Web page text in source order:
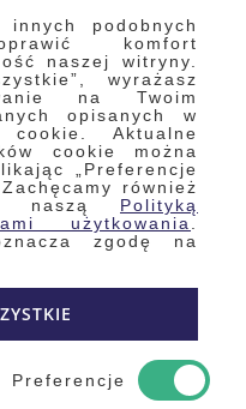
podobnych
komfort
naszej witryny.
wyrażasz
na Twoim
opisanych w
Aktualne
cookie można
„Preferencje
również
naszą Polityką
użytkowania
zgodę na
Preferencje